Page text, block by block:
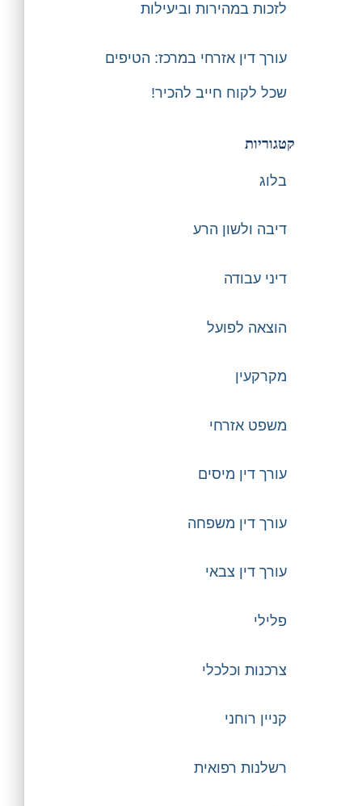
לזכות במהירות וביעילות
עורך דין אזרחי במרכז: הטיפים
שכל לקוח חייב להכיר!
קטגוריות
בלוג
דיבה ולשון הרע
דיני עבודה
הוצאה לפועל
מקרקעין
משפט אזרחי
עורך דין מיסים
עורך דין משפחה
עורך דין צבאי
פלילי
צרכנות וכלכלי
קניין רוחני
רשלנות רפואית